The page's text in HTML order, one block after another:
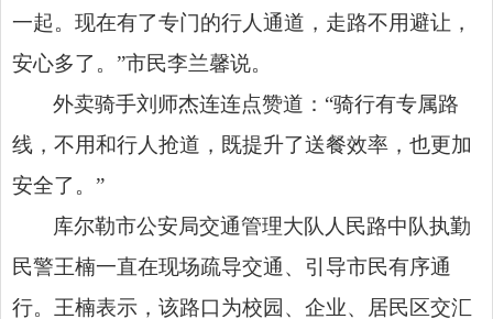
一起。现在有了专门的行人通道，走路不用避让，
安心多了。”市民李兰馨说。
外卖骑手刘师杰连连点赞道：“骑行有专属路
线，不用和行人抢道，既提升了送餐效率，也更加
安全了。”
库尔勒市公安局交通管理大队人民路中队执勤
民警王楠一直在现场疏导交通、引导市民有序通
行。王楠表示，该路口为校园、企业、居民区交汇